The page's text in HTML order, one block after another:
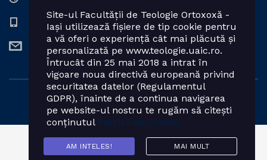
0232 201328; 0232 201102 int. 2424, 2423, 2425
teologie.ortodoxa@uaic.ro
Powered by: Facultatea de Teologie Ortodoxă - Iași
Site-ul Facultății de Teologie Ortoxoxă -
Iași utilizează fișiere de tip cookie pentru
a vă oferi o experiență cât mai plăcută și
personalizată pe www.teologie.uaic.ro.
Întrucât din 25 mai 2018 a intrat în
vigoare noua directivă europeană privind
securitatea datelor (Regulamentul
GDPR), înainte de a continua navigarea
pe website-ul nostru te rugăm să citești
conținutul Politicii de Cookie.
AM INTELES! MAI MULT